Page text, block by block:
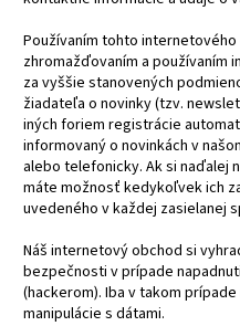
Používaním tohto
zhromažďovaním a používaním
za vyššie stanovených
žiadateľa o novinky (tzv.
iných foriem registrácie
informovaný o novinkách v
alebo telefonicky. Ak si
máte možnosť kedykoľvek ich
uvedeného v každej zasielanej
Náš internetový obchod si
bezpečnosti v prípade
(hackerom). Iba v takom
manipulácie s dátami.